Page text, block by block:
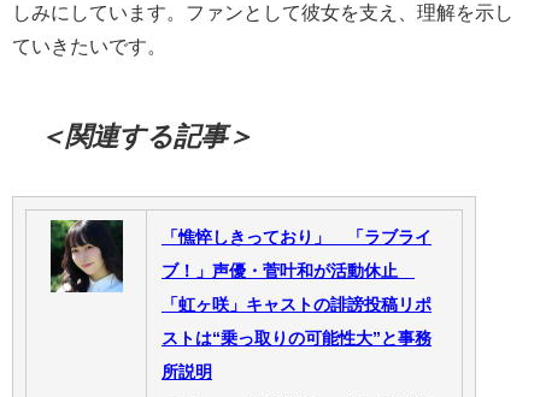
しみにしています。ファンとして彼女を支え、理解を示し
ていきたいです。
＜関連する記事＞
「憔悴しきっており」 「ラブライ
ブ！」声優・菅叶和が活動休止
「虹ヶ咲」キャストの誹謗投稿リポ
ストは“乗っ取りの可能性大”と事務
所説明